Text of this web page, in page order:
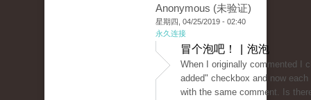
Anonymous (未验证)
星期四, 04/25/2019 - 02:40
永久连接
冒个泡吧！ | 泡泡
When I originally commented I
added" checkbox and now
with the same comment. Is